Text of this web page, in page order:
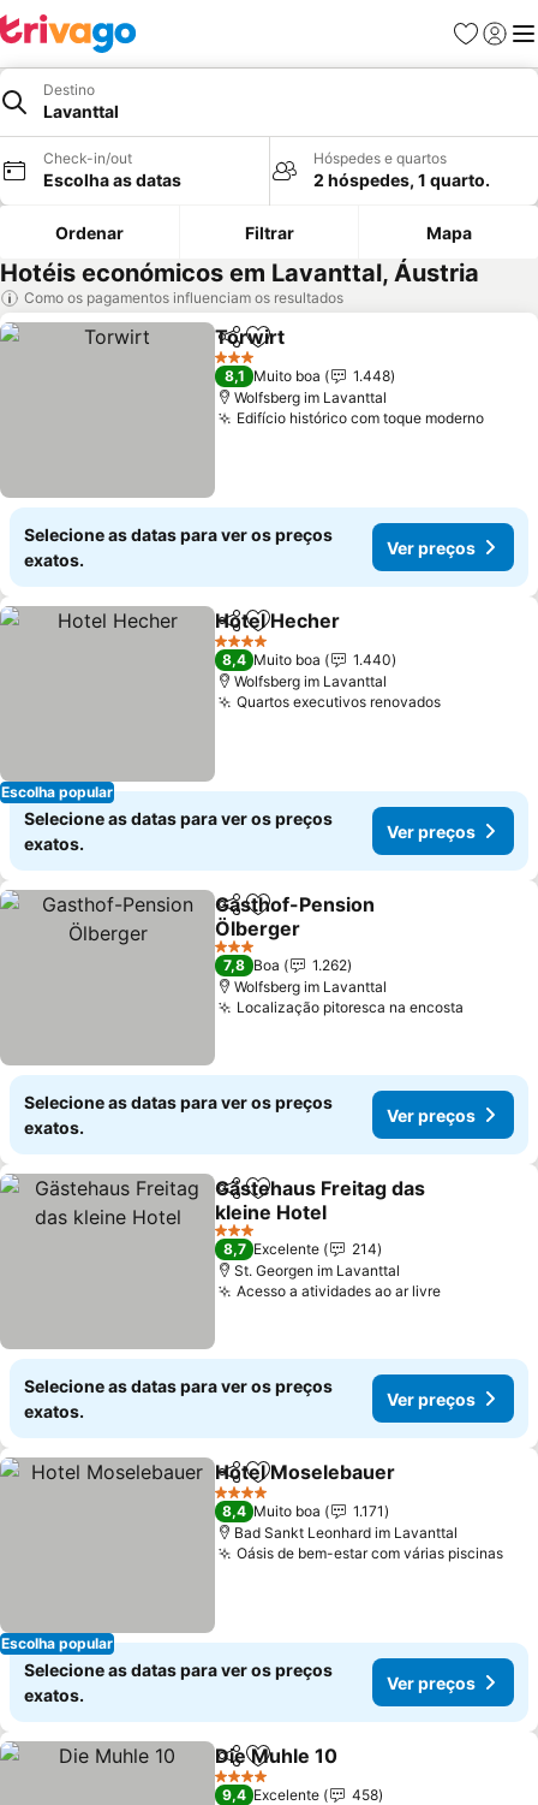
Favoritos
Iniciar
Destino
Lavanttal
Check-in/out
Escolha as datas
Hóspedes e quartos
2 hóspedes, 1 quarto.
Ordenar Filtrar Mapa
Hotéis económicos em Lavanttal, Áustria
Como os pagamentos influenciam os resultados
PartilharAdicionar aos favoritos
Torwirt
3 Estrelas
8,1 Muito boa
1.448
Wolfsberg im Lavanttal
Edifício histórico com toque modernoVer
Selecione as datas para ver os preços
exatos.
Ver preços
Escolha popular
PartilharAdicionar aos favoritos
Hotel Hecher
4 Estrelas
8,4 Muito boa
1.440
Wolfsberg im Lavanttal
Quartos executivos renovadosVer preços
Selecione as datas para ver os preços
exatos.
Ver preços
PartilharAdicionar aos favoritos
Gasthof-Pension
Ölberger
Ver preços
3 Estrelas
7,8 Boa
1.262
Wolfsberg im Lavanttal
Localização pitoresca na encosta
Selecione as datas para ver os preços
exatos.
Ver preços
PartilharAdicionar aos favoritos
Gästehaus Freitag das
kleine Hotel
Ver preços
3 Estrelas
8,7 Excelente
214
St. Georgen im Lavanttal
Acesso a atividades ao ar livreVer preços
Selecione as datas para ver os preços
exatos.
Ver preços
Escolha popular
PartilharAdicionar aos favoritos
Hotel Moselebauer
4 Estrelas
8,4 Muito boa
1.171
Bad Sankt Leonhard im Lavanttal
Oásis de bem-estar com várias piscinas
Selecione as datas para ver os preços
exatos.
Ver preços
PartilharAdicionar aos favoritos
Die Muhle 10
4 Estrelas
9,4 Excelente
458